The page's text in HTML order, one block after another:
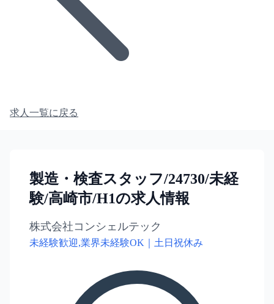
求人一覧に戻る
製造・検査スタッフ/24730/未経
験/高崎市/H1の求人情報
株式会社コンシェルテック
未経験歓迎,業界未経験OK｜土日祝休み